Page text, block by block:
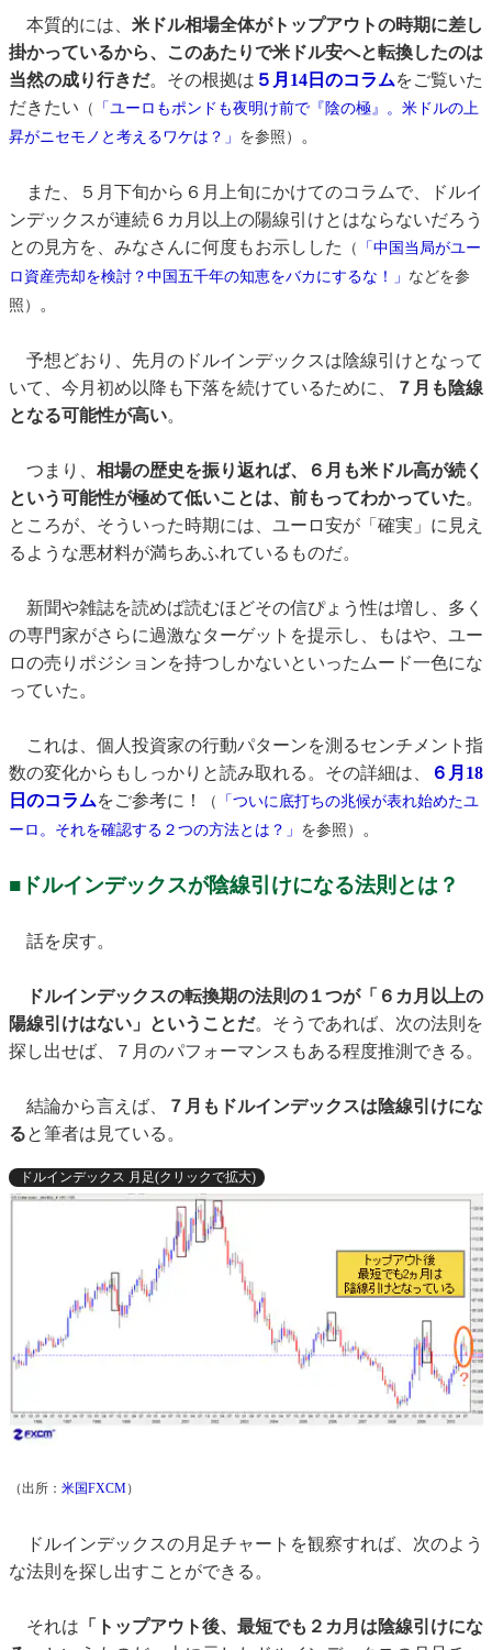
本質的には、 米ドル相場全体がトップアウトの時期に差し
掛かっているから、このあたりで米ドル安へと転換したのは
当然の成り行きだ。その根拠は ５月14日のコラムをご覧いた
だきたい （
「ユーロもポンドも夜明け前で『陰の極』。米ドルの上
昇がニセモノと考えるワケは？」 を参照） 。
また、５月下旬から６月上旬にかけてのコラムで、ドルイ
ンデックスが連続６カ月以上の陽線引けとはならないだろう
との見方を、みなさんに何度もお示しした
（
「中国当局がユー
ロ資産売却を検討？中国五千年の知恵をバカにするな！」 などを参
照）
。
予想どおり、先月のドルインデックスは陰線引けとなって
いて、今月初め以降も下落を続けているために、
７月も陰線
となる可能性が高い。
つまり、 相場の歴史を振り返れば、６月も米ドル高が続く
という可能性が極めて低いことは、前もってわかっていた。
ところが、そういった時期には、ユーロ安が「確実」に見え
るような悪材料が満ちあふれているものだ。
新聞や雑誌を読めば読むほどその信ぴょう性は増し、多く
の専門家がさらに過激なターゲットを提示し、もはや、ユー
ロの売りポジションを持つしかないといったムード一色にな
っていた。
これは、個人投資家の行動パターンを測るセンチメント指
数の変化からもしっかりと読み取れる。その詳細は、
６月18
日のコラムをご参考に！ （
「ついに底打ちの兆候が表れ始めたユ
ーロ。それを確認する２つの方法とは？」 を参照） 。
■ドルインデックスが陰線引けになる法則とは？
話を戻す。
ドルインデックスの転換期の法則の１つが「６カ月以上の
陽線引けはない」ということだ。そうであれば、次の法則を
探し出せば、７月のパフォーマンスもある程度推測できる。
結論から言えば、
７月もドルインデックスは陰線引けにな
ると筆者は見ている。
ドルインデックス 月足(クリックで拡大)
（出所： 米国FXCM）
ドルインデックスの月足チャートを観察すれば、次のよう
な法則を探し出すことができる。
それは 「トップアウト後、最短でも２カ月は陰線引けにな